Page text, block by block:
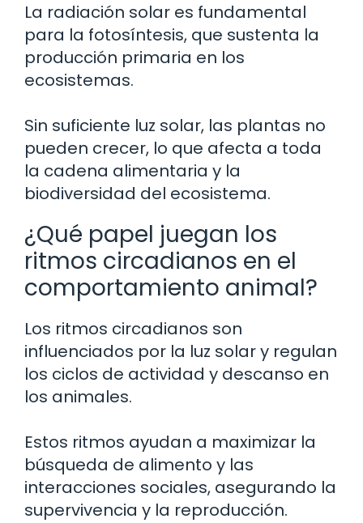
La radiación solar es fundamental
para la fotosíntesis, que sustenta la
producción primaria en los
ecosistemas.
Sin suficiente luz solar, las plantas no
pueden crecer, lo que afecta a toda
la cadena alimentaria y la
biodiversidad del ecosistema.
¿Qué papel juegan los
ritmos circadianos en el
comportamiento animal?
Los ritmos circadianos son
influenciados por la luz solar y regulan
los ciclos de actividad y descanso en
los animales.
Estos ritmos ayudan a maximizar la
búsqueda de alimento y las
interacciones sociales, asegurando la
supervivencia y la reproducción.